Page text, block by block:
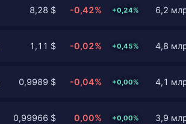
8,28 $ -0,42% +0,24% 6,2
1,11 $ -0,02% +0,45% 4,8
0,9989 $ -0,04% +0,00% 4,1
0,99966 $ 0,00% +0,00% 3,9